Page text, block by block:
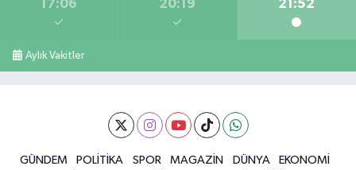
17:06 20:19 21:52
Aylık Vakitler
GÜNDEM POLİTİKA SPOR MAGAZİN DÜNYA
EKONOMİ